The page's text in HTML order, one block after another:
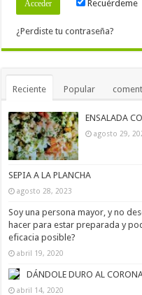
Recuérdeme
¿Perdiste tu contraseña?
Reciente Popular
ENSALADA
agosto 29,
SEPIA A LA PLANCHA
agosto 28, 2023
Soy una persona mayor, y no
hacer para estar preparada y
eficacia posible?
abril 19, 2020
DÁNDOLE DURO AL
abril 14, 2020